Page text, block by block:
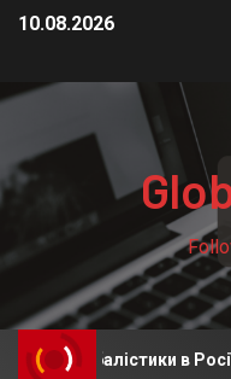
10.08.2026
в Росії